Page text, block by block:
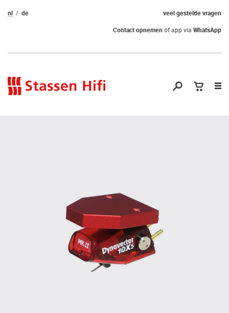
veel gestelde vragen
nl
de
Contact opnemenof app via WhatsApp